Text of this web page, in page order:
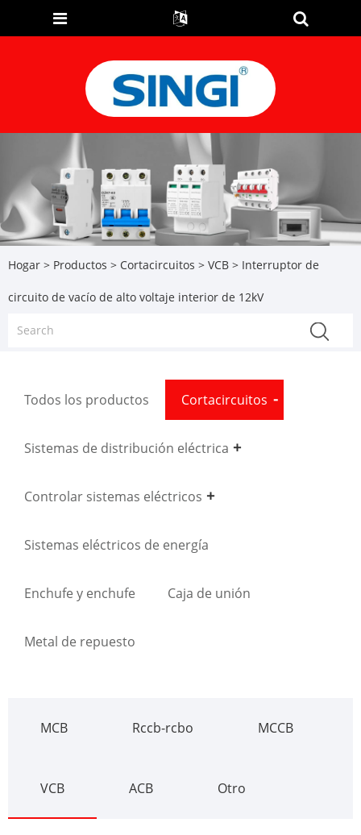
Hogar > Productos > Cortacircuitos > VCB > Interruptor de
circuito de vacío de alto voltaje interior de 12kV
Todos los productos Cortacircuitos
Sistemas de distribución eléctrica
Controlar sistemas eléctricos
Sistemas eléctricos de energía
Enchufe y enchufe Caja de unión
Metal de repuesto
MCB Rccb-rcbo MCCB
VCB ACB Otro